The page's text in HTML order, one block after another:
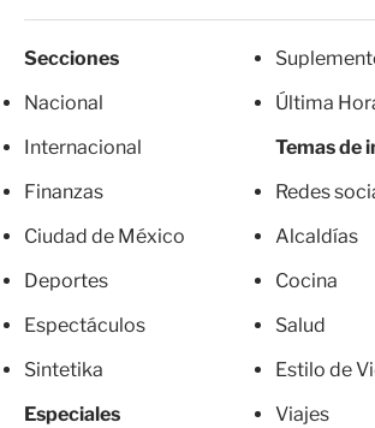
Secciones
Nacional
Internacional
Finanzas
Ciudad de México
Deportes
Espectáculos
Sintetika
Especiales
Última
Temas de
Redes
Alcaldías
Cocina
Salud
Estilo de
Viajes